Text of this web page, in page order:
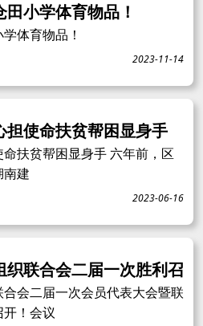
小学体育物品！
体育物品！
2023-11-14
担使命扶贫帮困显身手
命扶贫帮困显身手 六年前，区
建
2023-06-16
联合会二届一次胜利召
会二届一次会员代表大会暨联
！会议